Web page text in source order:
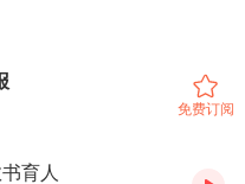
以孔子诞辰8月27日为教
办法》，但当时未能在全
教师节
日为教师节，各地可以根
免费订阅
育人